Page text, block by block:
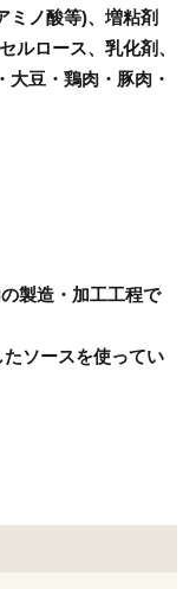
ミノ酸等)、増粘剤
ルロース、乳化剤、
豆・鶏肉・豚肉・
製造・加工工程で
ソースを使ってい